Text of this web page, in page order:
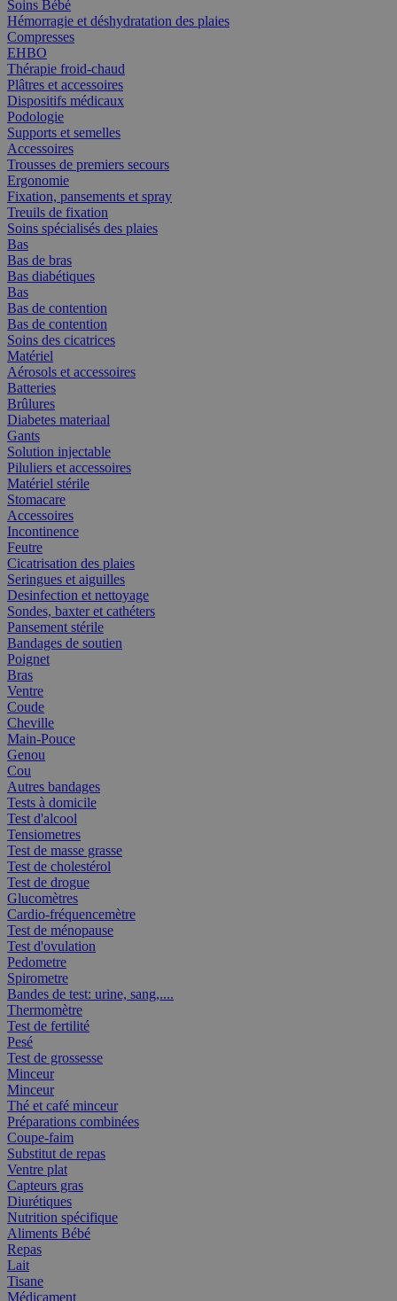
Soins Bébé
Hémorragie et déshydratation des plaies
Compresses
EHBO
Thérapie froid-chaud
Plâtres et accessoires
Dispositifs médicaux
Podologie
Supports et semelles
Accessoires
Trousses de premiers secours
Ergonomie
Fixation, pansements et spray
Treuils de fixation
Soins spécialisés des plaies
Bas
Bas de bras
Bas diabétiques
Bas
Bas de contention
Bas de contention
Soins des cicatrices
Matériel
Aérosols et accessoires
Batteries
Brûlures
Diabetes materiaal
Gants
Solution injectable
Piluliers et accessoires
Matériel stérile
Stomacare
Accessoires
Incontinence
Feutre
Cicatrisation des plaies
Seringues et aiguilles
Desinfection et nettoyage
Sondes, baxter et cathéters
Pansement stérile
Bandages de soutien
Poignet
Bras
Ventre
Coude
Cheville
Main-Pouce
Genou
Cou
Autres bandages
Tests à domicile
Test d'alcool
Tensiometres
Test de masse grasse
Test de cholestérol
Test de drogue
Glucomètres
Cardio-fréquencemètre
Test de ménopause
Test d'ovulation
Pedometre
Spirometre
Bandes de test: urine, sang,....
Thermomètre
Test de fertilité
Pesé
Test de grossesse
Minceur
Minceur
Thé et café minceur
Préparations combinées
Coupe-faim
Substitut de repas
Ventre plat
Capteurs gras
Diurétiques
Nutrition spécifique
Aliments Bébé
Repas
Lait
Tisane
Médicament